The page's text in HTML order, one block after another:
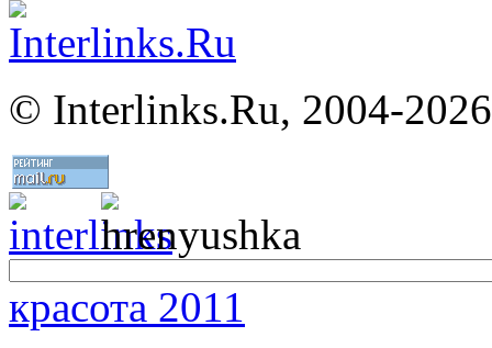
© Interlinks.Ru, 2004-2026
красота 2011